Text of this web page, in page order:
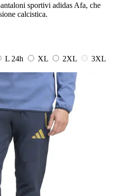
sportivi adidas Afa, che
calcistica.
L 24h XL 2XL
3XL